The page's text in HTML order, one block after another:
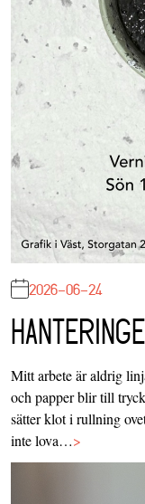
2026-06-24
Mitt arbete är aldrig
och papper blir till
sätter klot i rullning
inte lova…>